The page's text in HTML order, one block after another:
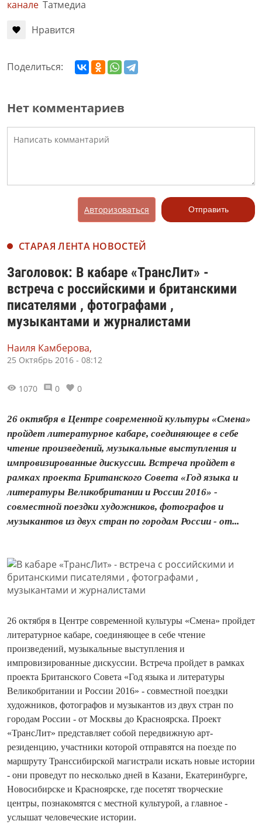
канале Татмедиа
Нравится
Поделиться:
Нет комментариев
Авторизоваться Отправить
СТАРАЯ ЛЕНТА НОВОСТЕЙ
Заголовок: В кабаре «ТрансЛит» -
встреча с российскими и британскими
писателями , фотографами ,
музыкантами и журналистами
Наиля Камберова,
25 Октябрь 2016 - 08:12
1070 0 0
26 октября в Центре современной культуры «Смена»
пройдет литературное кабаре, соединяющее в себе
чтение произведений, музыкальные выступления и
импровизированные дискуссии. Встреча пройдет в
рамках проекта Британского Совета «Год языка и
литературы Великобритании и России 2016» -
совместной поездки художников, фотографов и
музыкантов из двух стран по городам России - от...
26 октября в Центре современной культуры «Смена» пройдет
литературное кабаре, соединяющее в себе чтение
произведений, музыкальные выступления и
импровизированные дискуссии. Встреча пройдет в рамках
проекта Британского Совета «Год языка и литературы
Великобритании и России 2016» - совместной поездки
художников, фотографов и музыкантов из двух стран по
городам России - от Москвы до Красноярска. Проект
«ТрансЛит» представляет собой передвижную арт-
резиденцию, участники которой отправятся на поезде по
маршруту Транссибирской магистрали искать новые истории
- они проведут по несколько дней в Казани, Екатеринбурге,
Новосибирске и Красноярске, где посетят творческие
центры, познакомятся с местной культурой, а главное -
услышат человеческие истории.